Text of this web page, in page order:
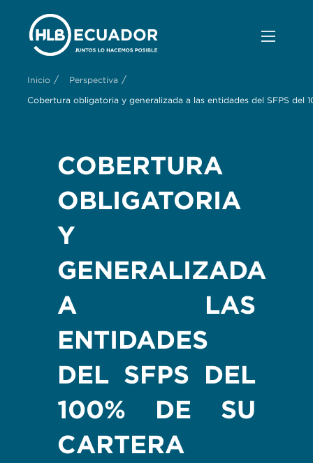
Inicio / Perspectiva /
Cobertura obligatoria y generalizada a las entidades del SFPS del
COBERTURA
OBLIGATORIA
Y
GENERALIZADA
A LAS
ENTIDADES
DEL SFPS DEL
100% DE SU
CARTERA